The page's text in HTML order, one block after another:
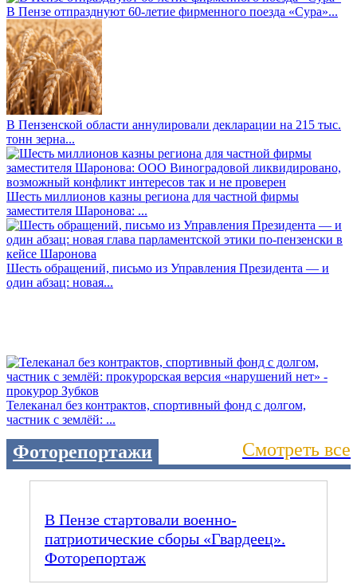
В Пензе отпразднуют 60-летие фирменного поезда «Сура»...
В Пензенской области аннулировали декларации на 215 тыс.
тонн зерна...
Шесть миллионов казны региона для частной фирмы
заместителя Шаронова: ...
Шесть обращений, письмо из Управления Президента — и
один абзац: новая...
Телеканал без контрактов, спортивный фонд с долгом,
частник с землёй: ...
Фоторепортажи Смотреть все
В Пензе стартовали военно-
патриотические сборы «Гвардеец».
Фоторепортаж